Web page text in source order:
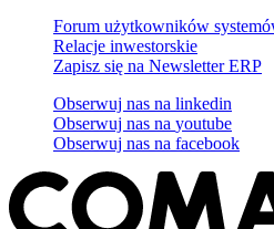
Forum użytkowników
Relacje inwestorskie
Zapisz się na Newsletter ERP
Obserwuj nas na linkedin
Obserwuj nas na youtube
Obserwuj nas na facebook